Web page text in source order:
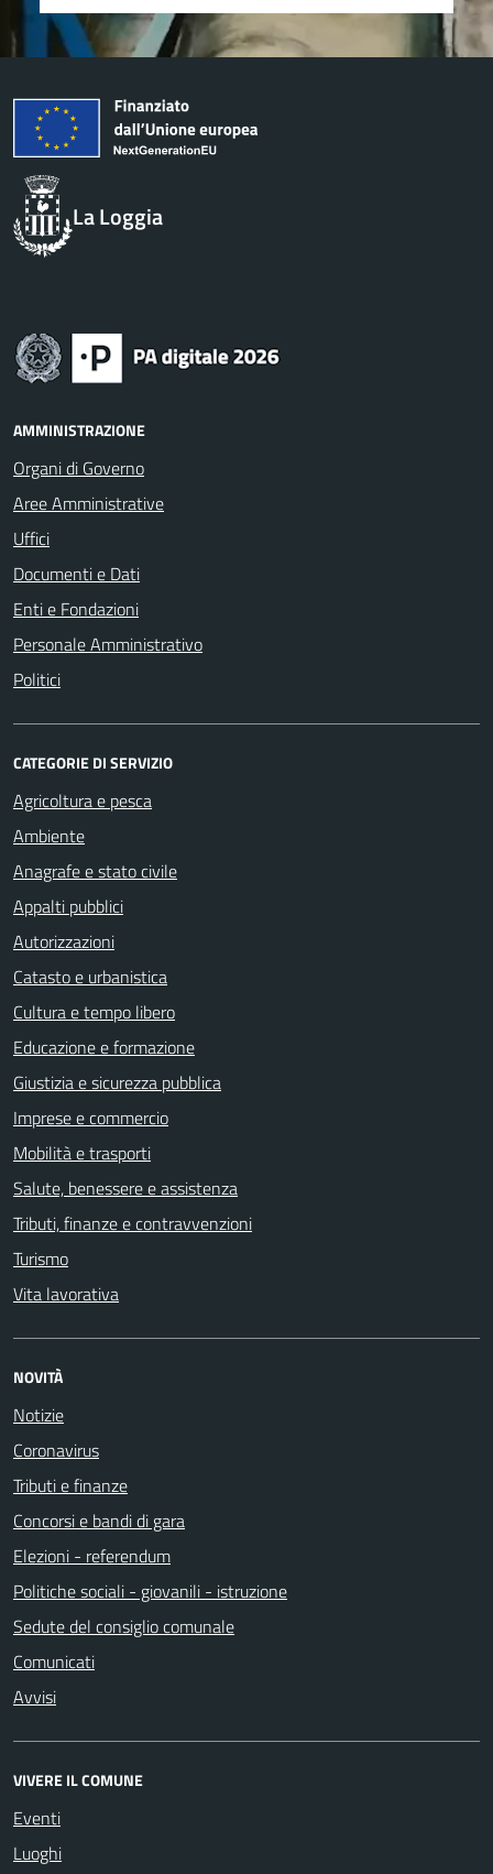
La Loggia
AMMINISTRAZIONE
Organi di Governo
Aree Amministrative
Uffici
Documenti e Dati
Enti e Fondazioni
Personale Amministrativo
Politici
CATEGORIE DI SERVIZIO
Agricoltura e pesca
Ambiente
Anagrafe e stato civile
Appalti pubblici
Autorizzazioni
Catasto e urbanistica
Cultura e tempo libero
Educazione e formazione
Giustizia e sicurezza pubblica
Imprese e commercio
Mobilità e trasporti
Salute, benessere e assistenza
Tributi, finanze e contravvenzioni
Turismo
Vita lavorativa
NOVITÀ
Notizie
Coronavirus
Tributi e finanze
Concorsi e bandi di gara
Elezioni - referendum
Politiche sociali - giovanili - istruzione
Sedute del consiglio comunale
Comunicati
Avvisi
VIVERE IL COMUNE
Eventi
Luoghi